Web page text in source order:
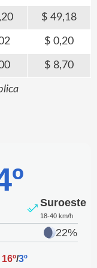
49,18
0,20
8,70
Suroeste
18-40 km/h
22%
16º/3º